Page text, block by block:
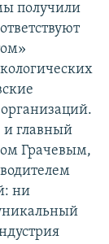
получили
и главный
Грачевым,
ни